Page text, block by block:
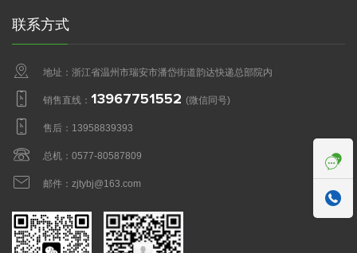
联系方式
地址：浙江省温州市瑞安市潘岱街道韵达快递总部院内
销售直线： 13967751552 (微信同号)
售后： 13958839393
总机： 0577-80587809
邮件： zjtybj@163.com
